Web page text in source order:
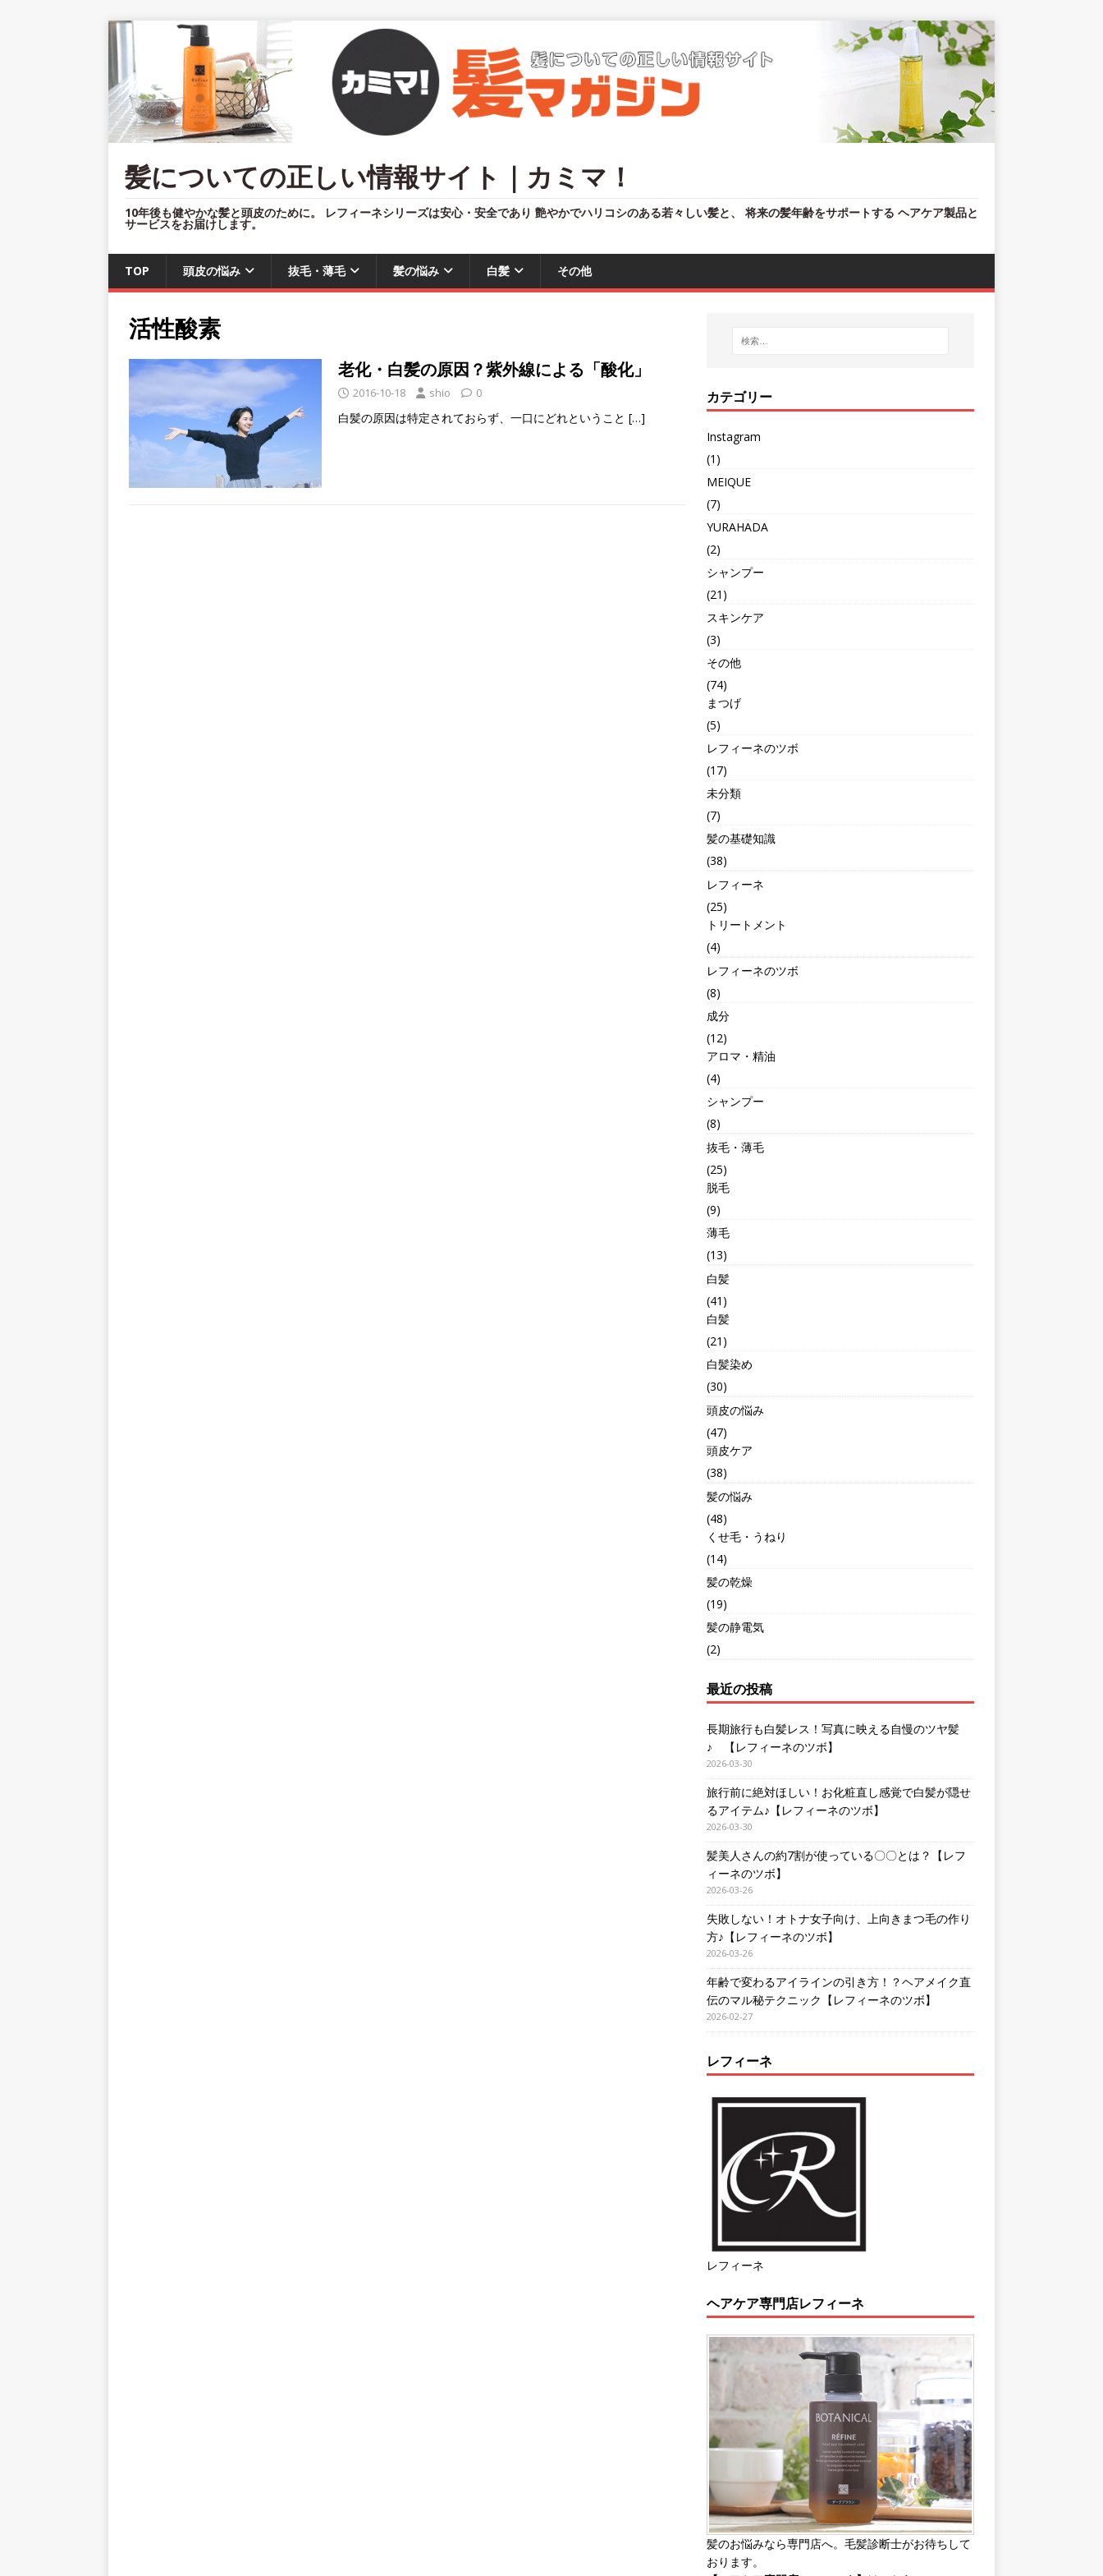
髪についての正しい情報サイト｜カミマ！
10年後も健やかな髪と頭皮のために。 レフィーネシリーズは安心・安全であり 艶やかでハリコシのある若々しい髪と、 将来の髪年齢をサポートする ヘアケア製品と
サービスをお届けします。
TOP 頭皮の悩み 抜毛・薄毛 髪の悩み 白髪 その他
活性酸素
老化・白髪の原因？紫外線による「酸化」
2016-10-18 shio 0
白髪の原因は特定されておらず、一口にどれということ […]
カテゴリー
Instagram
(1)
MEIQUE
(7)
YURAHADA
(2)
シャンプー
(21)
スキンケア
(3)
その他
(74)
まつげ
(5)
レフィーネのツボ
(17)
未分類
(7)
髪の基礎知識
(38)
レフィーネ
(25)
トリートメント
(4)
レフィーネのツボ
(8)
成分
(12)
アロマ・精油
(4)
シャンプー
(8)
抜毛・薄毛
(25)
脱毛
(9)
薄毛
(13)
白髪
(41)
白髪
(21)
白髪染め
(30)
頭皮の悩み
(47)
頭皮ケア
(38)
髪の悩み
(48)
くせ毛・うねり
(14)
髪の乾燥
(19)
髪の静電気
(2)
最近の投稿
長期旅行も白髪レス！写真に映える自慢のツヤ髪
♪ 【レフィーネのツボ】
2026-03-30
旅行前に絶対ほしい！お化粧直し感覚で白髪が隠せ
るアイテム♪【レフィーネのツボ】
2026-03-30
髪美人さんの約7割が使っている〇〇とは？【レフ
ィーネのツボ】
2026-03-26
失敗しない！オトナ女子向け、上向きまつ毛の作り
方♪【レフィーネのツボ】
2026-03-26
年齢で変わるアイラインの引き方！？ヘアメイク直
伝のマル秘テクニック【レフィーネのツボ】
2026-02-27
レフィーネ
レフィーネ
ヘアケア専門店レフィーネ
髪のお悩みなら専門店へ。毛髪診断士がお待ちして
おります。